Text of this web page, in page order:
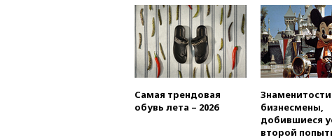
Самая трендовая
обувь лета – 2026
бизнесмены,
добившиеся
второй